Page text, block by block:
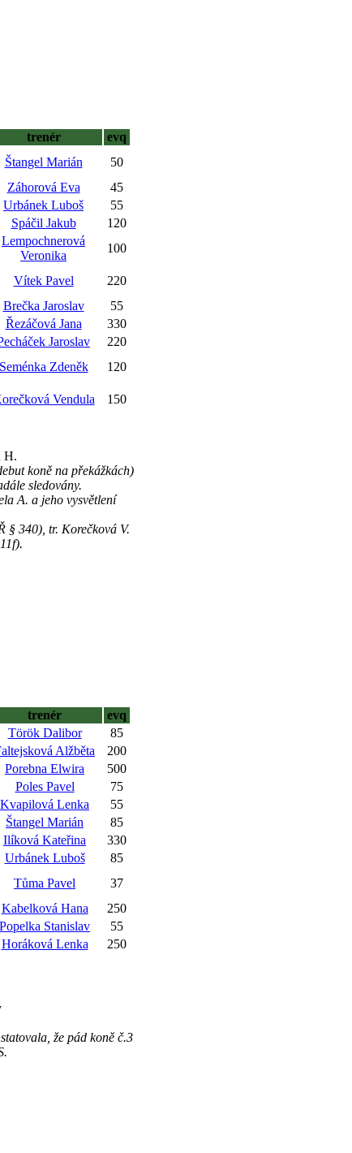
trenér
evq
Štangel Marián
50
Záhorová Eva
45
Urbánek Luboš
55
Spáčil Jakub
120
Lempochnerová
Veronika
100
Vítek Pavel
220
Brečka Jaroslav
55
Řezáčová Jana
330
Jaroslav
220
Seménka Zdeněk 120
Vendula
150
H.
koně na překážkách)
sledovány.
A. a jeho vysvětlení
§ 340), tr. Korečková V.
trenér
evq
Török Dalibor
85
Alžběta
200
Porebna Elwira
500
Poles Pavel
75
Kvapilová Lenka
55
Štangel Marián
85
Ilíková Kateřina
330
Urbánek Luboš
85
Tůma Pavel
37
Kabelková Hana
250
Popelka Stanislav
55
Horáková Lenka
250
že pád koně č.3